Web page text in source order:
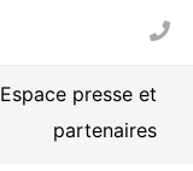
Espace presse et
partenaires